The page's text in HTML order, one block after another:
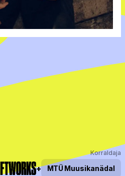
Korraldaja
+ MTÜ Muusikanädal